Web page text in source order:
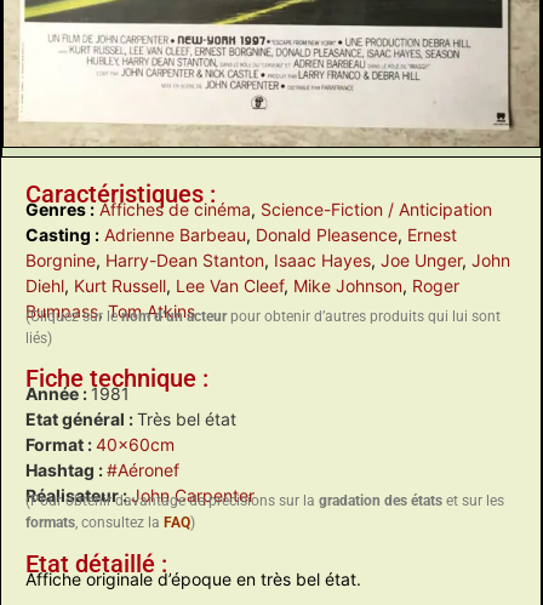
Caractéristiques :
Genres : Affiches de cinéma, Science-Fiction / Anticipation
Casting : Adrienne Barbeau, Donald Pleasence, Ernest
Borgnine, Harry-Dean Stanton, Isaac Hayes, Joe Unger, John
Diehl, Kurt Russell, Lee Van Cleef, Mike Johnson, Roger
Bumpass, Tom Atkins
(Cliquez sur lenom d’un acteurpour obtenir d’autres produits qui lui sont
liés)
Fiche technique :
Année : 1981
Etat général :Très bel état
Format :40x60cm
Hashtag :#Aéronef
Réalisateur :John Carpenter
(Pour obtenir davantage de précisions sur la gradation des états et sur les
formats, consultez la FAQ)
Etat détaillé :
Affiche originale d’époque en très bel état.